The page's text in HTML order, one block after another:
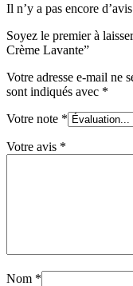
Il n’y a pas encore
Soyez le premier à
Crème Lavante”
Votre adresse e-mail ne
sont indiqués avec *
Votre note *
Votre avis *
Nom *